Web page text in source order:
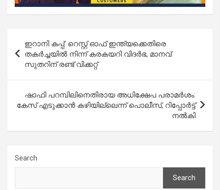
navigation
ഇറാനി കപ്പ്: റെസ്റ്റ് ഓഫ് ഇന്ത്യക്കെതിരെ
തകര്‍ച്ചയില്‍ നിന്ന് കരകയറി വിദര്‍ഭ, മാനവ്
സുതറിന് രണ്ട് വിക്കറ്റ്
ഷാഫി പറമ്പിലിനെതിരായ അധിക്ഷേപ പരാമർശം:
കേസ് എടുക്കാൻ കഴിയില്ലെന്ന് പൊലീസ്, റിപ്പോർട്ട്
നൽകി
Search
Search